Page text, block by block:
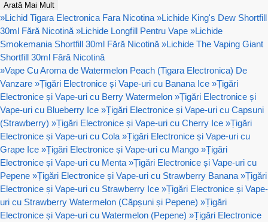
Arată Mai Mult
»Lichid Tigara Electronica Fara Nicotina »Lichide King's Dew Shortfill
30ml Fără Nicotină »Lichide Longfill Pentru Vape »Lichide
Smokemania Shortfill 30ml Fără Nicotină »Lichide The Vaping Giant
Shortfill 30ml Fără Nicotină
»Vape Cu Aroma de Watermelon Peach (Tigara Electronica) De
Vanzare »Țigări Electronice și Vape-uri cu Banana Ice »Țigări
Electronice și Vape-uri cu Berry Watermelon »Țigări Electronice și
Vape-uri cu Blueberry Ice »Țigări Electronice și Vape-uri cu Capsuni
(Strawberry) »Țigări Electronice și Vape-uri cu Cherry Ice »Țigări
Electronice și Vape-uri cu Cola »Țigări Electronice și Vape-uri cu
Grape Ice »Țigări Electronice și Vape-uri cu Mango »Țigări
Electronice și Vape-uri cu Menta »Țigări Electronice și Vape-uri cu
Pepene »Țigări Electronice și Vape-uri cu Strawberry Banana »Țigări
Electronice și Vape-uri cu Strawberry Ice »Țigări Electronice și Vape-
uri cu Strawberry Watermelon (Căpșuni și Pepene) »Țigări
Electronice și Vape-uri cu Watermelon (Pepene) »Țigări Electronice